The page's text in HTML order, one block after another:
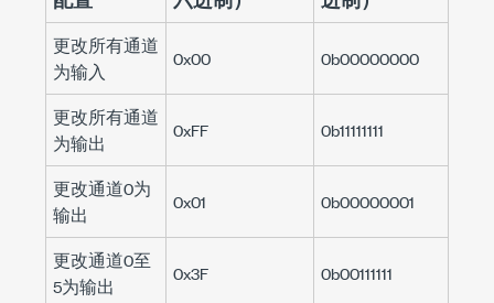
更改所有通道
为输入
0x00 0b00000000
更改所有通道
为输出
0xFF 0b11111111
更改通道0为
输出
0x01 0b00000001
更改通道0至
5为输出
0x3F 0b00111111